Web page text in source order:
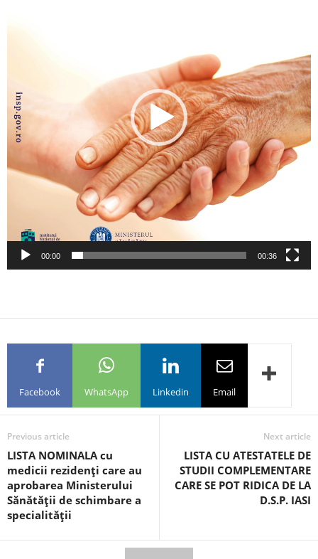
00:00 00:36
Facebook WhatsApp Linkedin Email
Previous article
LISTA NOMINALA cu
medicii rezidenţi care au
aprobarea Ministerului
Sănătăţii de schimbare a
specialităţii
Next article
LISTA CU ATESTATELE DE
STUDII COMPLEMENTARE
CARE SE POT RIDICA DE LA
D.S.P. IASI